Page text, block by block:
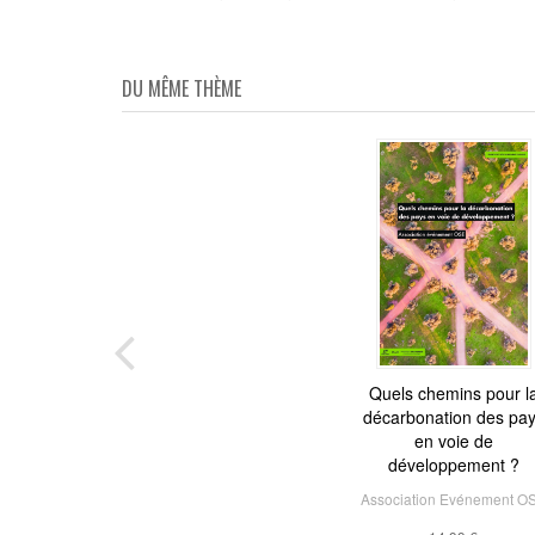
DU MÊME THÈME
Quels chemins pour
décarbonation des
en voie de
développement ?
Association Evénement